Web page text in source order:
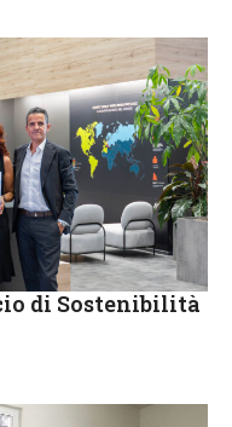
di Sostenibilità